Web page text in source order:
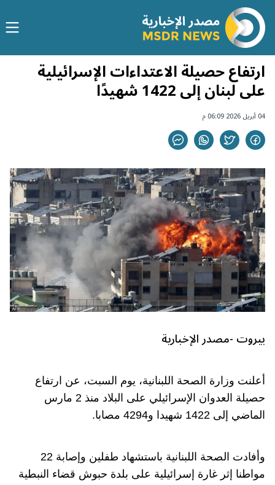
ارتفاع حصيلة الاعتداءات الإسرائيلية
على لبنان إلى 1422 شهيدًا
04 أبريل 2026 06:09 م
بيروت -مصدر الإخبارية
أعلنت وزارة الصحة اللبنانية، يوم السبت، عن ارتفاع
حصيلة العدوان الإسرائيلي على البلاد منذ 2 مارس
الماضي إلى 1422 شهيدا و4294 مصابا.
وأفادت الصحة اللبنانية باستشهاد طفلين وإصابة 22
مواطنا إثر غارة إسرائيلية على بلدة حبوش قضاء النبطية